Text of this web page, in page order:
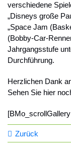
verschiedene
„Disneys große
„Space Jam
(Bobby-Car-
Jahrgangsstufe
Durchführung.
Herzlichen Dank
Sehen Sie hier
Zurück